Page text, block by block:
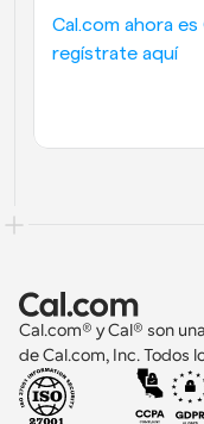
Cal.com ahora es
regístrate aquí
Cal.com® y Cal® son
de Cal.com, Inc. Todos